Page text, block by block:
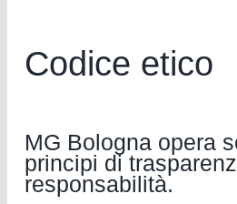
Codice etico
MG Bologna opera
principi di
responsabilità.